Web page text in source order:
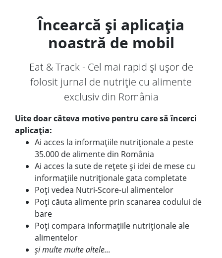
Încearcă și aplicația
noastră de mobil
Eat & Track - Cel mai rapid și ușor de
folosit jurnal de nutriție cu alimente
exclusiv din România
Uite doar câteva motive pentru care să încerci
aplicația:
Ai acces la informațiile nutriționale a peste
35.000 de alimente din România
Ai acces la sute de rețete și idei de mese cu
informațiile nutriționale gata completate
Poți vedea Nutri-Score-ul alimentelor
Poți căuta alimente prin scanarea codului de
bare
Poți compara informațiile nutriționale ale
alimentelor
și multe multe altele...